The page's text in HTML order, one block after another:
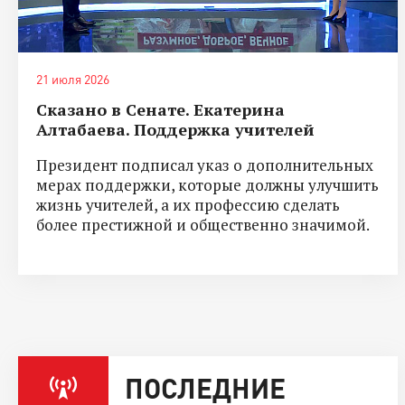
21 июля 2026
Сказано в Сенате. Екатерина
Алтабаева. Поддержка учителей
Президент подписал указ о дополнительных
мерах поддержки, которые должны улучшить
жизнь учителей, а их профессию сделать
более престижной и общественно значимой.
ПОСЛЕДНИЕ